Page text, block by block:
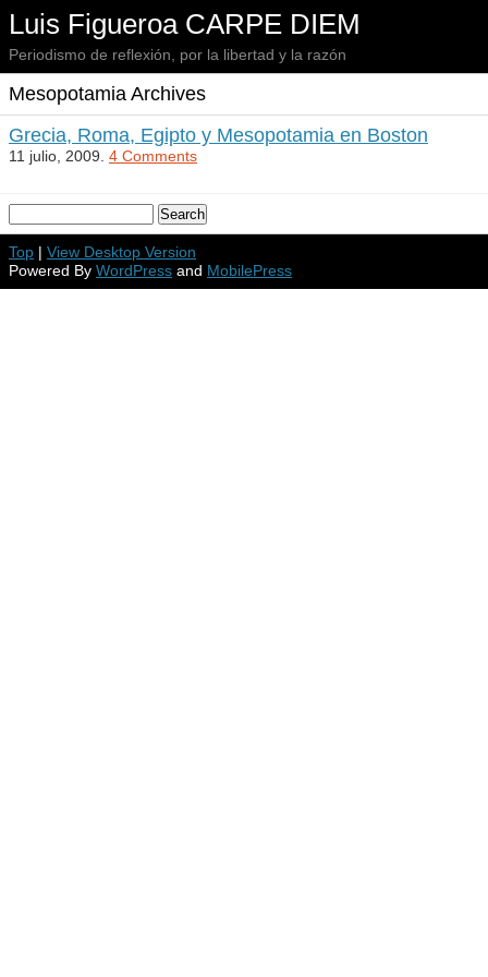
Luis Figueroa CARPE DIEM
Periodismo de reflexión, por la libertad y la razón
Mesopotamia Archives
Grecia, Roma, Egipto y Mesopotamia en Boston
11 julio, 2009. 4 Comments
Top | View Desktop Version
Powered By WordPress and MobilePress